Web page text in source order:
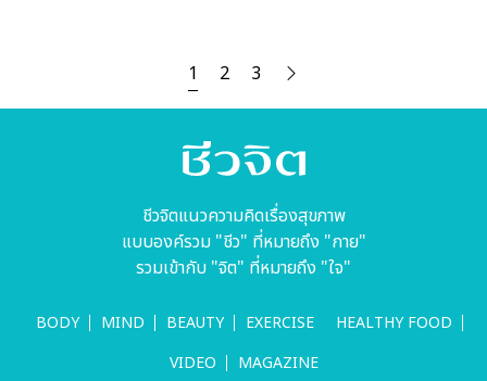
1 2 3
ชีวจิตแนวความคิดเรื่องสุขภาพ
แบบองค์รวม "ชีว" ที่หมายถึง "กาย"
รวมเข้ากับ "จิต" ที่หมายถึง "ใจ"
BODY MIND BEAUTY EXERCISE
HEALTHY FOOD
VIDEO
MAGAZINE